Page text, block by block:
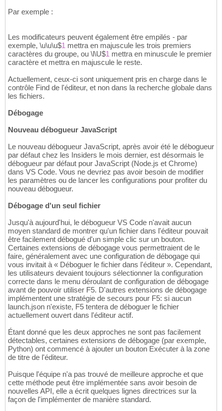
Par exemple :
Les modificateurs peuvent également être empilés - par
exemple, \u\u\u$1 mettra en majuscule les trois premiers
caractères du groupe, ou \l\U$1 mettra en minuscule le premier
caractère et mettra en majuscule le reste.
Actuellement, ceux-ci sont uniquement pris en charge dans le
contrôle Find de l'éditeur, et non dans la recherche globale dans
les fichiers.
Débogage
Nouveau débogueur JavaScript
Le nouveau débogueur JavaScript, après avoir été le débogueur
par défaut chez les Insiders le mois dernier, est désormais le
débogueur par défaut pour JavaScript (Node.js et Chrome)
dans VS Code. Vous ne devriez pas avoir besoin de modifier
les paramètres ou de lancer les configurations pour profiter du
nouveau débogueur.
Débogage d'un seul fichier
Jusqu'à aujourd'hui, le débogueur VS Code n'avait aucun
moyen standard de montrer qu'un fichier dans l'éditeur pouvait
être facilement débogué d'un simple clic sur un bouton.
Certaines extensions de débogage vous permettraient de le
faire, généralement avec une configuration de débogage qui
vous invitait à « Déboguer le fichier dans l'éditeur ». Cependant,
les utilisateurs devaient toujours sélectionner la configuration
correcte dans le menu déroulant de configuration de débogage
avant de pouvoir utiliser F5. D'autres extensions de débogage
implémentent une stratégie de secours pour F5: si aucun
launch.json n'existe, F5 tentera de déboguer le fichier
actuellement ouvert dans l'éditeur actif.
Étant donné que les deux approches ne sont pas facilement
détectables, certaines extensions de débogage (par exemple,
Python) ont commencé à ajouter un bouton Exécuter à la zone
de titre de l'éditeur.
Puisque l'équipe n'a pas trouvé de meilleure approche et que
cette méthode peut être implémentée sans avoir besoin de
nouvelles API, elle a écrit quelques lignes directrices sur la
façon de l'implémenter de manière standard.